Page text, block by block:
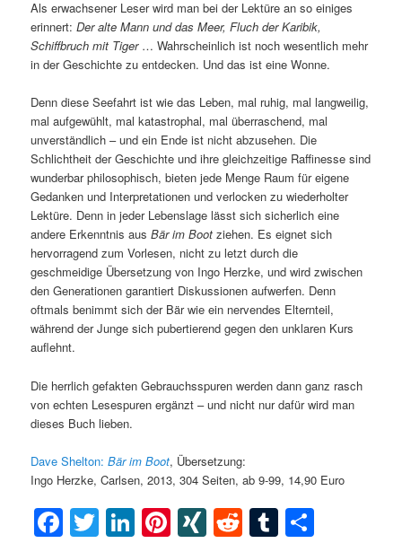
Als erwachsener Leser wird man bei der Lektüre an so einiges
erinnert:Der alte Mann und das Meer, Fluch der Karibik,
Schiffbruch mit Tiger… Wahrscheinlich ist noch wesentlich mehr
in der Geschichte zu entdecken. Und das ist eine Wonne.
Denn diese Seefahrt ist wie das Leben, mal ruhig, mal langweilig,
mal aufgewühlt, mal katastrophal, mal überraschend, mal
unverständlich – und ein Ende ist nicht abzusehen. Die
Schlichtheit der Geschichte und ihre gleichzeitige Raffinesse sind
wunderbar philosophisch, bieten jede Menge Raum für eigene
Gedanken und Interpretationen und verlocken zu wiederholter
Lektüre. Denn in jeder Lebenslage lässt sich sicherlich eine
andere Erkenntnis ausBär im Boot ziehen. Es eignet sich
hervorragend zum Vorlesen, nicht zu letzt durch die
geschmeidige Übersetzung von Ingo Herzke, und wird zwischen
den Generationen garantiert Diskussionen aufwerfen. Denn
oftmals benimmt sich der Bär wie ein nervendes Elternteil,
während der Junge sich pubertierend gegen den unklaren Kurs
auflehnt.
Die herrlich gefakten Gebrauchsspuren werden dann ganz rasch
von echten Lesespuren ergänzt – und nicht nur dafür wird man
dieses Buch lieben.
Dave Shelton:Bär im Boot, Übersetzung:
Ingo Herzke, Carlsen, 2013, 304 Seiten, ab 9-99, 14,90 Euro
Facebook
Twitter
LinkedIn
Pinterest
XINGRedditTumblr